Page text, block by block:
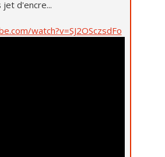
d'encre...
watch?v=SJ2OSczsdFo